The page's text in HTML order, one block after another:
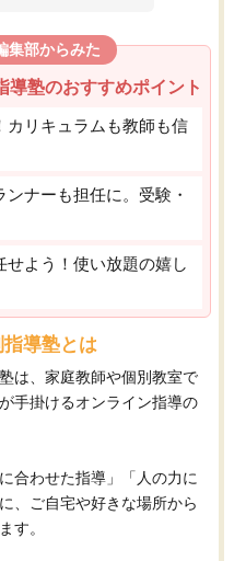
集部からみた
導塾のおすすめポイント
カリキュラムも教師も信
ナーも担任に。受験・
よう！使い放題の嬉し
指導塾とは
は、家庭教師や個別教室で
手掛けるオンライン指導の
合わせた指導」「人の力に
、ご自宅や好きな場所から
す。